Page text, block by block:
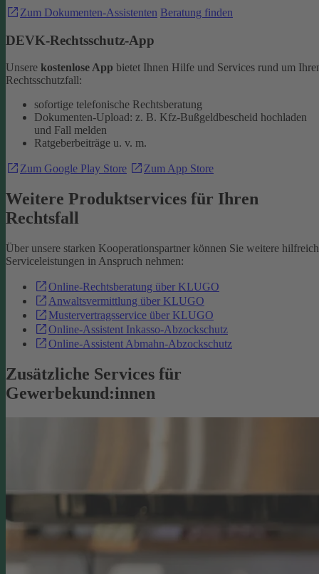
Zum Dokumenten-Assistenten Beratung finden
DEVK-Rechtsschutz-App
Unsere kostenlose App bietet Ihnen Hilfe und Services rund um
Rechtsschutzfall:
sofortige telefonische Rechtsberatung
Dokumenten-Upload: z. B. Kfz-Bußgeldbescheid hochladen
und Fall melden
Ratgeberbeiträge u. v. m.
Zum Google Play Store Zum App Store
Weitere Produktservices für Ihren
Rechtsfall
Über unsere starken Kooperationspartner können Sie weitere
Serviceleistungen in Anspruch nehmen:
Online-Rechtsberatung über KLUGO
Anwaltsvermittlung über KLUGO
Mustervertragsservice über KLUGO
Online-Assistent Inkasso-Abzockschutz
Online-Assistent Abmahn-Abzockschutz
Zusätzliche Services für
Gewerbekund:innen